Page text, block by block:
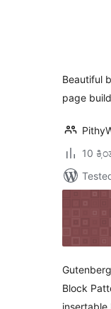
Beautiful
page
10
Block
insertable